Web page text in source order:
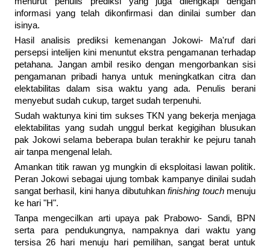
informasi yang telah dikonfirmasi dan dinilai sumber dan
isinya.
Hasil analisis prediksi kemenangan Jokowi- Ma'ruf dari
persepsi intelijen kini menuntut ekstra pengamanan terhadap
petahana. Jangan ambil resiko dengan mengorbankan sisi
pengamanan pribadi hanya untuk meningkatkan citra dan
elektabilitas dalam sisa waktu yang ada. Penulis berani
menyebut sudah cukup, target sudah terpenuhi.
Sudah waktunya kini tim sukses TKN yang bekerja menjaga
elektabilitas yang sudah unggul berkat kegigihan blusukan
pak Jokowi selama beberapa bulan terakhir ke pejuru tanah
air tanpa mengenal lelah.
Amankan titik rawan yg mungkin di eksploitasi lawan politik.
Peran Jokowi sebagai ujung tombak kampanye dinilai sudah
sangat berhasil, kini hanya dibutuhkanfinishing touchmenuju
ke hari "H".
Tanpa mengecilkan arti upaya pak Prabowo- Sandi, BPN
serta para pendukungnya, nampaknya dari waktu yang
tersisa 26 hari menuju hari pemilihan, sangat berat untuk